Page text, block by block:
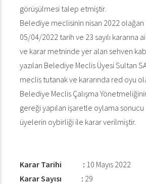
görüşülmesi talep etmiştir.
Belediye meclisinin nisan 2022 olağan
05/04/2022 tarih ve 23 sayılı kararına
ve karar metninde yer alan sehven
yazılan Belediye Meclis Üyesi Sultan
meclis tutanak ve kararında red oyu
Belediye Meclis Çalışma
gereği yapılan işaretle oylama sonucu
üyelerin oybirliği ile karar verilmiştir.
Karar Tarihi : 10 Mayıs 2022
Karar Sayısı : 29